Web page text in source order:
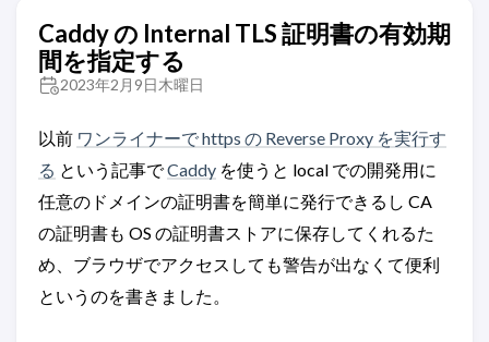
Caddy の Internal TLS 証明書の有効期
間を指定する
2023年2月9日木曜日
以前 ワンライナーで https の Reverse Proxy を実行す
る という記事でCaddy を使うと local での開発用に
任意のドメインの証明書を簡単に発行できるし CA
の証明書も OS の証明書ストアに保存してくれるた
め、ブラウザでアクセスしても警告が出なくて便利
というのを書きました。